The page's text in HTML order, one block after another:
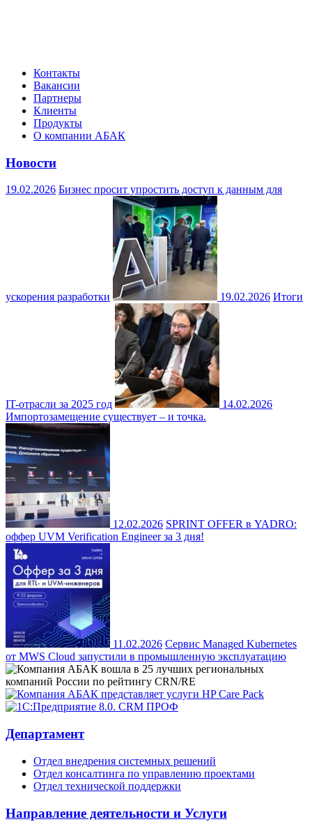
Контакты
Вакансии
Партнеры
Клиенты
Продукты
О компании АБАК
Новости
19.02.2026 Бизнес просит упростить доступ к данным для
ускорения разработки 19.02.2026 Итоги
IT-отрасли за 2025 год
14.02.2026
Импортозамещение существует – и точка.
12.02.2026 SPRINT OFFER в YADRO:
оффер UVM Verification Engineer за 3 дня!
11.02.2026 Сервис Managed Kubernetes
от MWS Cloud запустили в промышленную эксплуатацию
Департамент
Отдел внедрения системных решений
Отдел консалтинга по управлению проектами
Отдел технической поддержки
Направление деятельности и Услуги